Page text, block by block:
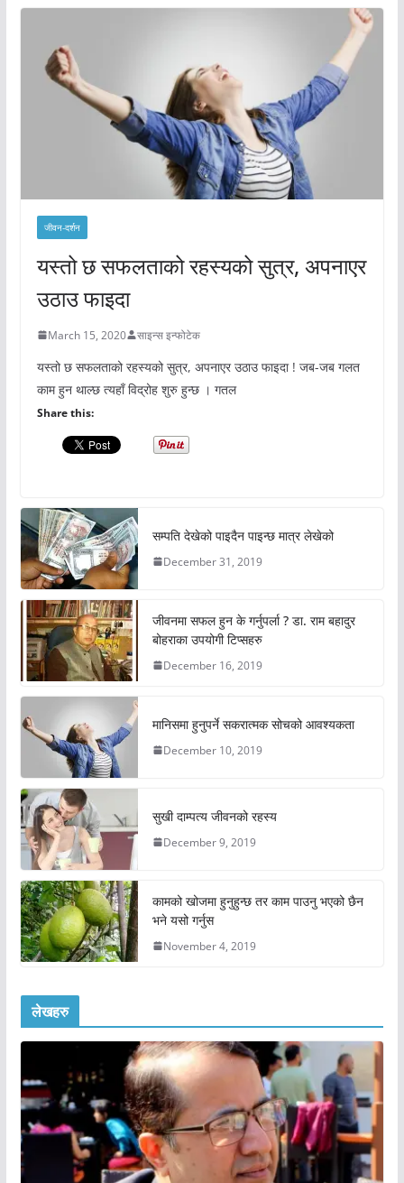
जीवन-दर्शन
यस्तो छ सफलताको रहस्यको सुत्र, अपनाएर
उठाउ फाइदा
March 15, 2020 साइन्स इन्फोटेक
यस्तो छ सफलताको रहस्यको सुत्र, अपनाएर उठाउ फाइदा ! जब-जब गलत
काम हुन थाल्छ त्यहाँ विद्रोह शुरु हुन्छ । गतल
Share this:
सम्पति देखेको पाइदैन पाइन्छ मात्र लेखेको
December 31, 2019
जीवनमा सफल हुन के गर्नुपर्ला ? डा. राम बहादुर
बोहराका उपयोगी टिप्सहरु
December 16, 2019
मानिसमा हुनुपर्ने सकरात्मक सोचको आवश्यकता
December 10, 2019
सुखी दाम्पत्य जीवनको रहस्य
December 9, 2019
कामको खोजमा हुनुहुन्छ तर काम पाउनु भएको छैन
भने यसो गर्नुस
November 4, 2019
लेखहरु